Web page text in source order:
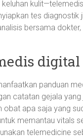
keluhan
tes diagnostik
bersama
panduan
catatan gejala
obat apa saja yang
memantau vitals
telemedicine